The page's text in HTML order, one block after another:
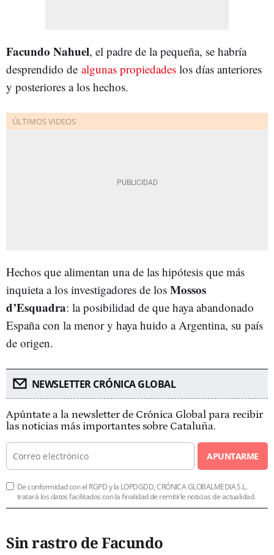
Facundo Nahuel, el padre de la pequeña, se habría
desprendido de algunas propiedades los días anteriores
y posteriores a los hechos.
Hechos que alimentan una de las hipótesis que más
inquieta a los investigadores de los Mossos
d’Esquadra: la posibilidad de que haya abandonado
España con la menor y haya huido a Argentina, su país
de origen.
NEWSLETTER CRÓNICA GLOBAL
Apúntate a la newsletter de Crónica Global para recibir
las noticias más importantes sobre Cataluña.
APUNTARME
De conformidad con el RGPD y la LOPDGDD, CRÓNICA GLOBALMEDIA S.L.
tratará los datos facilitados con la finalidad de remitirle noticias de actualidad.
Sin rastro de Facundo